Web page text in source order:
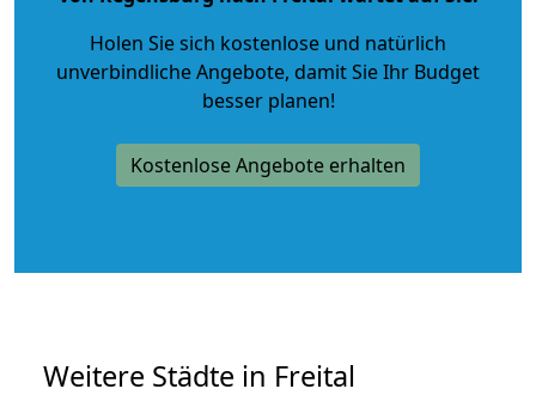
Holen Sie sich kostenlose und natürlich
unverbindliche Angebote, damit Sie Ihr Budget
besser planen!
Kostenlose Angebote erhalten
Weitere Städte in Freital